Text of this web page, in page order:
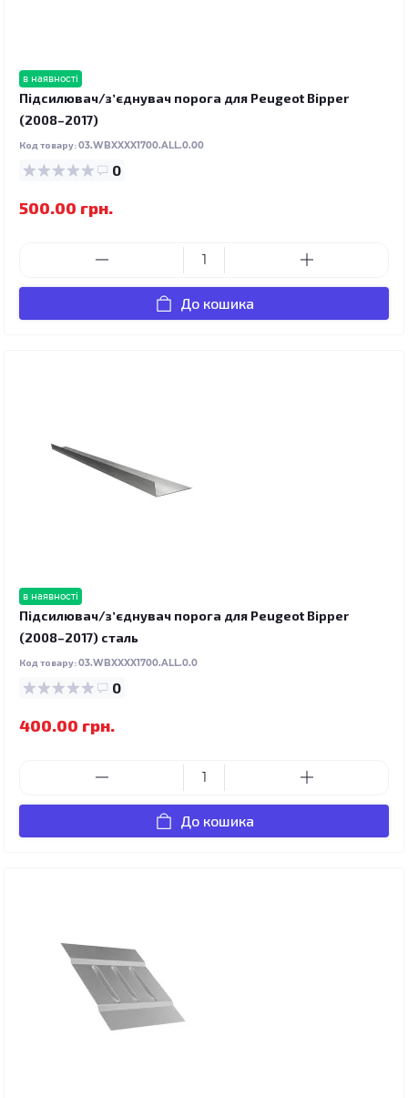
в наявності
Підсилювач/зʼєднувач порога для Peugeot Bipper
(2008–2017)
Код товару:03.WBXXXX1700.ALL.0.00
0
500.00 грн.
До кошика
в наявності
Підсилювач/зʼєднувач порога для Peugeot Bipper
(2008–2017) сталь
Код товару:03.WBXXXX1700.ALL.0.0
0
400.00 грн.
До кошика